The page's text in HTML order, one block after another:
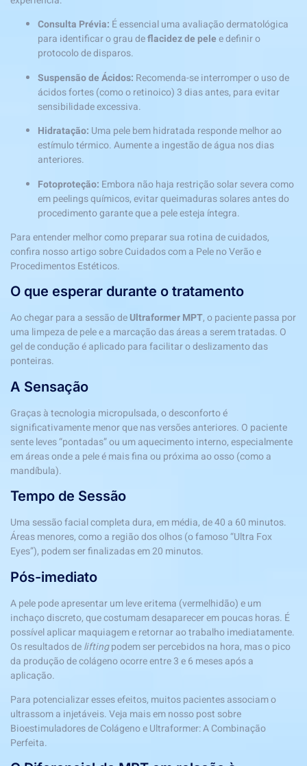
Consulta Prévia: É essencial uma avaliação dermatológica
para identificar o grau deflacidez de pelee definir o
protocolo de disparos.
Suspensão de Ácidos: Recomenda-se interromper o uso de
ácidos fortes (como o retinoico) 3 dias antes, para evitar
sensibilidade excessiva.
Hidratação: Uma pele bem hidratada responde melhor ao
estímulo térmico. Aumente a ingestão de água nos dias
anteriores.
Fotoproteção: Embora não haja restrição solar severa como
em peelings químicos, evitar queimaduras solares antes do
procedimento garante que a pele esteja íntegra.
Para entender melhor como preparar sua rotina de cuidados,
confira nosso artigo sobreCuidados com a Pele no Verão e
Procedimentos Estéticos.
O que esperar durante o tratamento
Ao chegar para a sessão deUltraformer MPT, o paciente passa por
uma limpeza de pele e a marcação das áreas a serem tratadas. O
gel de condução é aplicado para facilitar o deslizamento das
ponteiras.
A Sensação
Graças à tecnologia micropulsada, o desconforto é
significativamente menor que nas versões anteriores. O paciente
sente leves “pontadas” ou um aquecimento interno, especialmente
em áreas onde a pele é mais fina ou próxima ao osso (como a
mandíbula).
Tempo de Sessão
Uma sessão facial completa dura, em média, de 40 a 60 minutos.
Áreas menores, como a região dos olhos (o famoso “Ultra Fox
Eyes”), podem ser finalizadas em 20 minutos.
Pós-imediato
A pele pode apresentar um leve eritema (vermelhidão) e um
inchaço discreto, que costumam desaparecer em poucas horas. É
possível aplicar maquiagem e retornar ao trabalho imediatamente.
Os resultados deliftingpodem ser percebidos na hora, mas o pico
da produção de colágeno ocorre entre 3 e 6 meses após a
aplicação.
Para potencializar esses efeitos, muitos pacientes associam o
ultrassom a injetáveis. Veja mais em nosso post sobre
Bioestimuladores de Colágeno e Ultraformer: A Combinação
Perfeita.